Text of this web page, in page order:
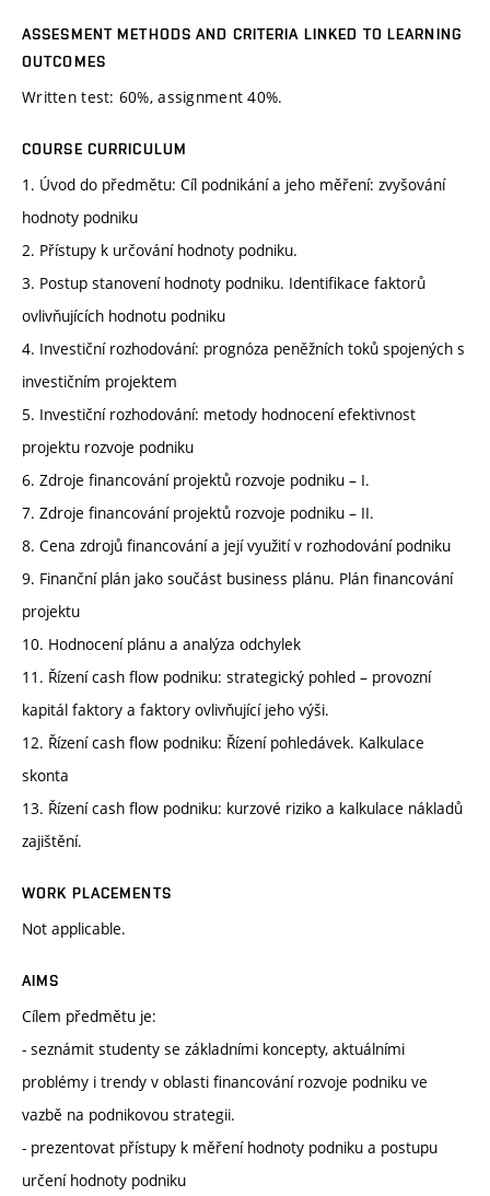
ASSESMENT METHODS AND CRITERIA LINKED TO LEARNING
OUTCOMES
Written test: 60%, assignment 40%.
COURSE CURRICULUM
1. Úvod do předmětu: Cíl podnikání a jeho měření: zvyšování
hodnoty podniku
2. Přístupy k určování hodnoty podniku.
3. Postup stanovení hodnoty podniku. Identifikace faktorů
ovlivňujících hodnotu podniku
4. Investiční rozhodování: prognóza peněžních toků spojených s
investičním projektem
5. Investiční rozhodování: metody hodnocení efektivnost
projektu rozvoje podniku
6. Zdroje financování projektů rozvoje podniku – I.
7. Zdroje financování projektů rozvoje podniku – II.
8. Cena zdrojů financování a její využití v rozhodování podniku
9. Finanční plán jako součást business plánu. Plán financování
projektu
10. Hodnocení plánu a analýza odchylek
11. Řízení cash flow podniku: strategický pohled – provozní
kapitál faktory a faktory ovlivňující jeho výši.
12. Řízení cash flow podniku: Řízení pohledávek. Kalkulace
skonta
13. Řízení cash flow podniku: kurzové riziko a kalkulace nákladů
zajištění.
WORK PLACEMENTS
Not applicable.
AIMS
Cílem předmětu je:
- seznámit studenty se základními koncepty, aktuálními
problémy i trendy v oblasti financování rozvoje podniku ve
vazbě na podnikovou strategii.
- prezentovat přístupy k měření hodnoty podniku a postupu
určení hodnoty podniku